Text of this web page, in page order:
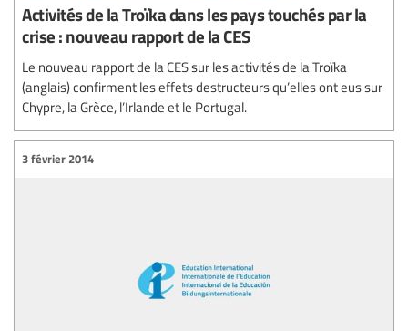
Activités de la Troïka dans les pays touchés par la
crise : nouveau rapport de la CES
Le nouveau rapport de la CES sur les activités de la Troïka
(anglais) confirment les effets destructeurs qu’elles ont eus sur
Chypre, la Grèce, l’Irlande et le Portugal.
3 février 2014